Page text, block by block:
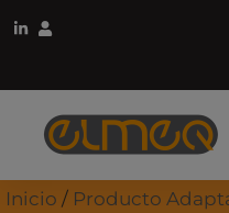
Inicio / Producto